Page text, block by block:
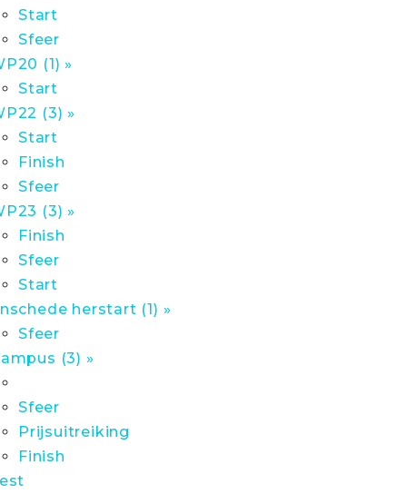
Start
Sfeer
(1) »
Start
(3) »
Start
Finish
Sfeer
(3) »
Finish
Sfeer
Start
herstart (1) »
Sfeer
(3) »
Sfeer
Prijsuitreiking
Finish